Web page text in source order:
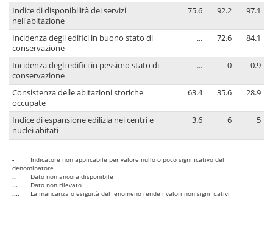
Indice di disponibilità dei servizi
nell'abitazione
75.6 92.2 97.1
Incidenza degli edifici in buono stato di
conservazione
... 72.6 84.1
Incidenza degli edifici in pessimo stato di
conservazione
... 0 0.9
Consistenza delle abitazioni storiche
occupate
63.4 35.6 28.9
Indice di espansione edilizia nei centri e
nuclei abitati
3.6 6 5
-
Indicatore non applicabile per valore nullo o poco significativo del
denominatore
..
Dato non ancora disponibile
...
Dato non rilevato
....
La mancanza o esiguità del fenomeno rende i valori non significativi